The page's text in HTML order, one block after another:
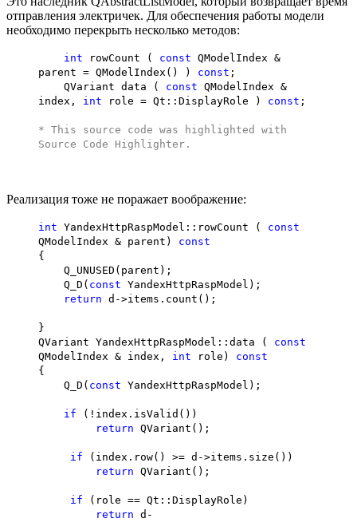
отправления электричек. Для обеспечения работы модели
необходимо перекрыть несколько методов:
int rowCount ( const QModelIndex &
parent = QModelIndex() ) const ;
QVariant data ( const QModelIndex &
index, int role = Qt::DisplayRole ) const ;
* This source code was highlighted with
Source Code Highlighter .
Реализация тоже не поражает воображение:
int YandexHttpRaspModel::rowCount ( const
QModelIndex & parent) const
{
Q_UNUSED(parent);
Q_D( const YandexHttpRaspModel);
return d->items.count();
}
QVariant YandexHttpRaspModel::data ( const
QModelIndex & index, int role) const
{
Q_D( const YandexHttpRaspModel);
if (!index.isValid())
return QVariant();
if (index.row() >= d->items.size())
return QVariant();
if (role == Qt::DisplayRole)
return d-